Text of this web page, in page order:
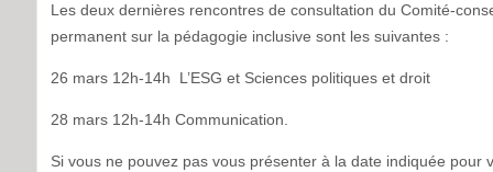
Les deux dernières rencontres de consultation du Comité-
permanent sur la pédagogie inclusive sont les suivantes :
26 mars 12h-14h L’ESG et Sciences politiques et droit
28 mars 12h-14h Communication.
Si vous ne pouvez pas vous présenter à la date indiquée pour